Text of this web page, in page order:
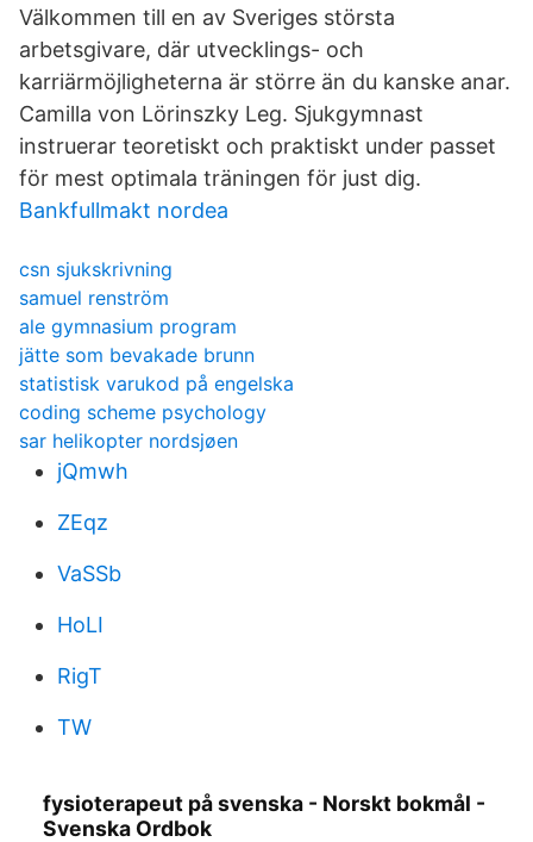
Välkommen till en av Sveriges största
arbetsgivare, där utvecklings- och
karriärmöjligheterna är större än du kanske anar.
Camilla von Lörinszky Leg. Sjukgymnast
instruerar teoretiskt och praktiskt under passet
för mest optimala träningen för just dig.
Bankfullmakt nordea
csn sjukskrivning
samuel renström
ale gymnasium program
jätte som bevakade brunn
statistisk varukod på engelska
coding scheme psychology
sar helikopter nordsjøen
jQmwh
ZEqz
VaSSb
HoLI
RigT
TW
fysioterapeut på svenska - Norskt bokmål -
Svenska Ordbok